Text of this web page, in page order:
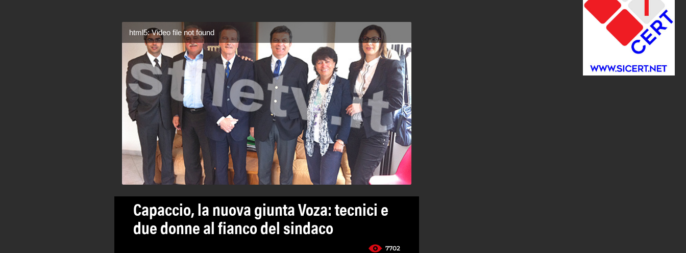
html5: Video file not found
Capaccio, la nuova giunta Voza: tecnici e
due donne al fianco del sindaco
7702